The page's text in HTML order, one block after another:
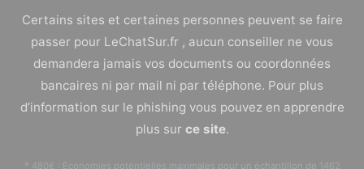
Certains sites et certaines personnes peuvent se faire
passer pour LeChatSur.fr , aucun conseiller ne vous
demandera jamais vos documents ou coordonnées
bancaires ni par mail ni par téléphone. Pour plus
d’information sur le phishing vous pouvez en apprendre
plus sur ce site.
* 480€ : Economies potentielles maximales pour un échantillon de 1462